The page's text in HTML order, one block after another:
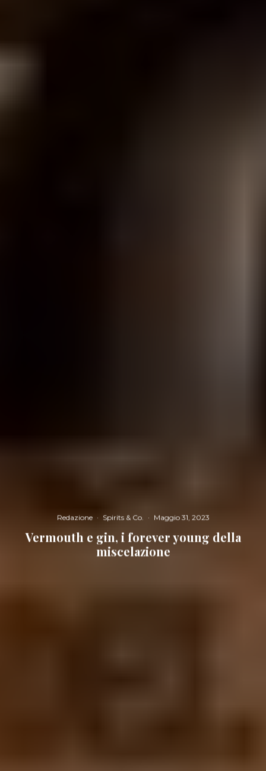
Redazione · Spirits & Co. · Maggio 31, 2023
Vermouth e gin, i forever young della
miscelazione